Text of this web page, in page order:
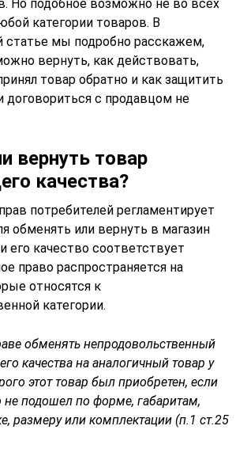
Но подобное возможно не во всех
категории товаров. В
статье мы подробно расскажем,
вернуть, как действовать,
товар обратно и как защитить
договориться с продавцом не
вернуть товар
качества?
потребителей регламентирует
обменять или вернуть в магазин
его качество соответствует
право распространяется на
относятся к
категории.
обменять непродовольственный
качества на аналогичный товар у
этот товар был приобретен, если
не подошел по форме, габаритам,
размеру или комплектации (п.1 ст.25